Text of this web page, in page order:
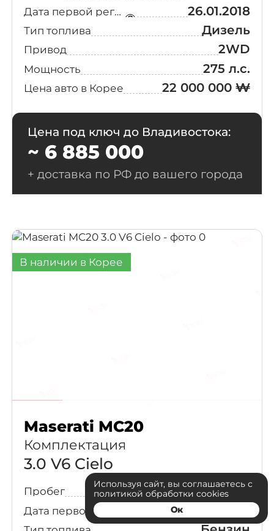
Дата первой регистрации 26.01.2018
Тип топлива Дизель
Привод 2WD
Мощность 275 л.с.
Цена авто в Корее 22 000 000 ₩
Цена под ключ до Владивостока:
~ 6 885 000
+ доставка по РФ до вашего города
В наличии в Корее
Maserati MC20
Комплектация
3.0 V6 Cielo
Пробег 15 837 км
Используя сайт, вы соглашаетесь с
политикой обработки cookies
Ок